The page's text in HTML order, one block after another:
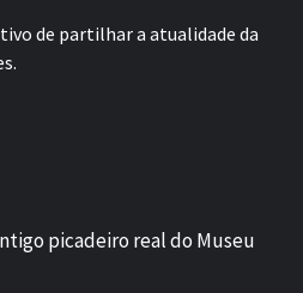
de partilhar a atualidade da
picadeiro real do Museu